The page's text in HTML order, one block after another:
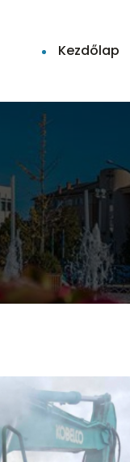
Kezdőlap